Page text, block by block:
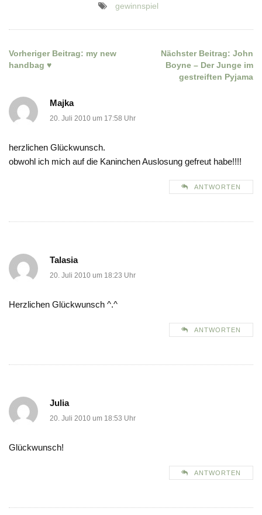
gewinnspiel
Beitragsnavigation
Vorheriger Beitrag: my new
handbag ♥
Nächster Beitrag: John
Boyne – Der Junge im
gestreiften Pyjama
Majka
20. Juli 2010 um 17:58 Uhr
herzlichen Glückwunsch.
obwohl ich mich auf die Kaninchen Auslosung gefreut habe!!!!
ANTWORTEN
Talasia
20. Juli 2010 um 18:23 Uhr
Herzlichen Glückwunsch ^.^
ANTWORTEN
Julia
20. Juli 2010 um 18:53 Uhr
Glückwunsch!
ANTWORTEN